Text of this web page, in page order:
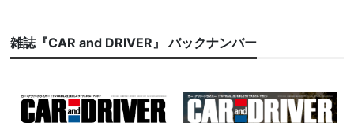
雑誌『CAR and DRIVER』 バックナンバー